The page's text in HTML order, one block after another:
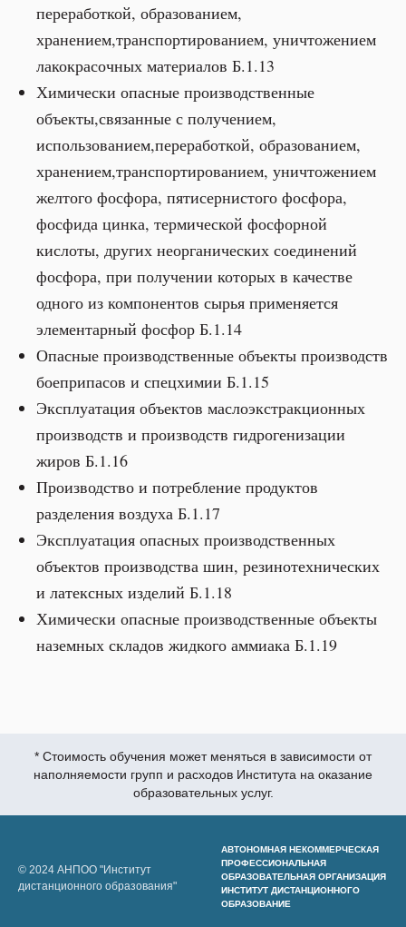
переработкой, образованием,
хранением,транспортированием, уничтожением
лакокрасочных материалов Б.1.13
Химически опасные производственные
объекты,связанные с получением,
использованием,переработкой, образованием,
хранением,транспортированием, уничтожением
желтого фосфора, пятисернистого фосфора,
фосфида цинка, термической фосфорной
кислоты, других неорганических соединений
фосфора, при получении которых в качестве
одного из компонентов сырья применяется
элементарный фосфор Б.1.14
Опасные производственные объекты производств
боеприпасов и спецхимии Б.1.15
Эксплуатация объектов маслоэкстракционных
производств и производств гидрогенизации
жиров Б.1.16
Производство и потребление продуктов
разделения воздуха Б.1.17
Эксплуатация опасных производственных
объектов производства шин, резинотехнических
и латексных изделий Б.1.18
Химически опасные производственные объекты
наземных складов жидкого аммиака Б.1.19
* Стоимость обучения может меняться в зависимости от
наполняемости групп и расходов Института на оказание
образовательных услуг.
© 2024 АНПОО "Институт
дистанционного образования"
АВТОНОМНАЯ НЕКОММЕРЧЕСКАЯ
ПРОФЕССИОНАЛЬНАЯ
ОБРАЗОВАТЕЛЬНАЯ ОРГАНИЗАЦИЯ
ИНСТИТУТ ДИСТАНЦИОННОГО
ОБРАЗОВАНИЕ